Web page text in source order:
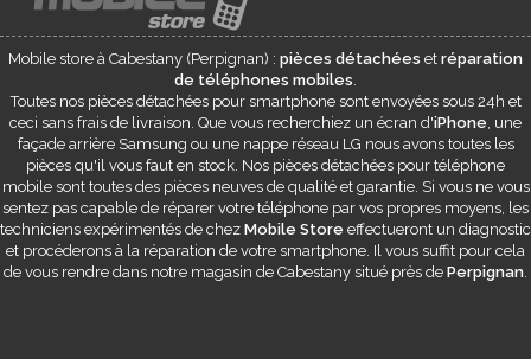
Mobile store à Cabestany (Perpignan) : pièces détachées et réparation
de téléphones mobiles.
Toutes nos pièces détachées pour smartphone sont envoyées sous 24h et
ceci sans frais de livraison. Que vous recherchiez un écran d'iPhone, une
façade arrière Samsung ou une nappe réseau LG nous avons toutes les
pièces qu'il vous faut en stock. Nos pièces détachées pour téléphone
mobile sont toutes des pièces neuves de qualité et garantie. Si vous ne vous
sentez pas capable de réparer votre téléphone par vos propres moyens, les
techniciens expérimentés de chez Mobile Store effectueront un diagnostic
et procéderons à la réparation de votre smartphone. Il vous suffit pour cela
de vous rendre dans notre magasin de Cabestany situé près de Perpignan.